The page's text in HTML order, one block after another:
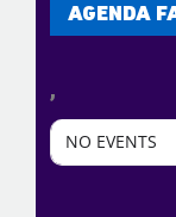
AGENDA
,
NO EVENTS